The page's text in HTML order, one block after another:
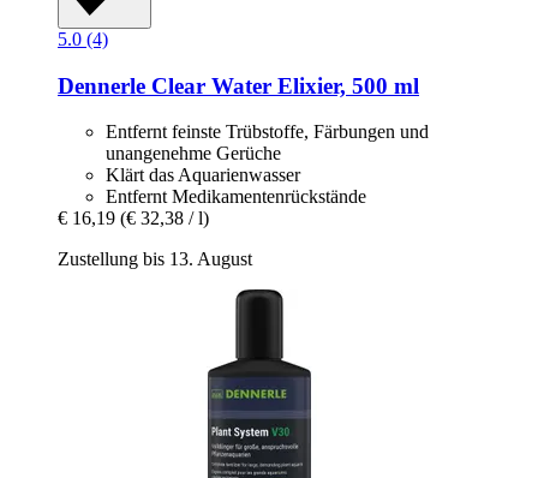
5.0 (4)
Dennerle Clear Water Elixier, 500 ml
Entfernt feinste Trübstoffe, Färbungen und
unangenehme Gerüche
Klärt das Aquarienwasser
Entfernt Medikamentenrückstände
€ 16,19 (€ 32,38 / l)
Zustellung bis 13. August